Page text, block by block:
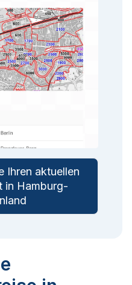
Ihren aktuellen
in Hamburg-